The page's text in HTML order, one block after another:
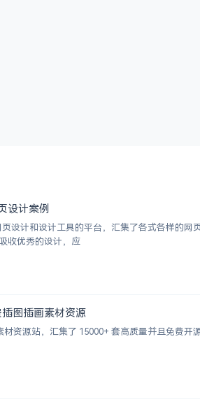
设计案例
设计和设计工具的平台，汇集了各式各样的
收优秀的设计，应
图插画素材资源
资源站，汇集了 15000+ 套高质量并且免费开